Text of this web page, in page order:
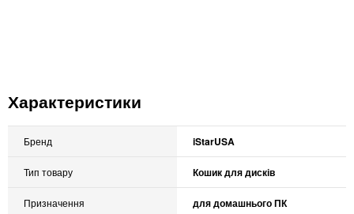
Характеристики
Бренд iStarUSA
Тип товару Кошик для дисків
Призначення для домашнього ПК